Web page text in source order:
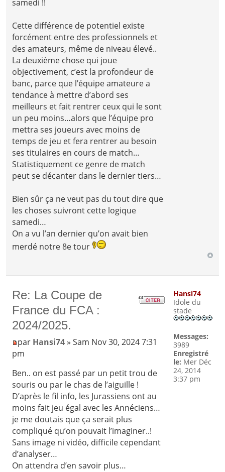
samedi !!
Cette différence de potentiel existe
forcément entre des professionnels et
des amateurs, même de niveau élevé..
La deuxième chose qui joue
objectivement, c’est la profondeur de
banc, parce que l’équipe amateure a
tendance à mettre d’abord ses
meilleurs et fait rentrer ceux qui le sont
un peu moins…alors que l’équipe pro
mettra ses joueurs avec moins de
temps de jeu et fera rentrer au besoin
ses titulaires en cours de match…
Statistiquement ce genre de match
peut se décanter dans le dernier tiers…
Bien sûr ça ne veut pas du tout dire que
les choses suivront cette logique
samedi…
On a vu l’an dernier qu’on avait bien
merdé notre 8e tour
Re: La Coupe de
France du FCA :
2024/2025.
par Hansi74» Sam Nov 30, 2024 7:31
pm
Ben.. on est passé par un petit trou de
souris ou par le chas de l’aiguille !
D’après le fil info, les Jurassiens ont au
moins fait jeu égal avec les Annéciens…
je me doutais que ça serait plus
compliqué qu’on pouvait l’imaginer..!
Sans image ni vidéo, difficile cependant
d’analyser…
On attendra d’en savoir plus…
Hansi74
Idole du
stade
Messages:
3989
Enregistré
le: Mer Déc
24, 2014
3:37 pm